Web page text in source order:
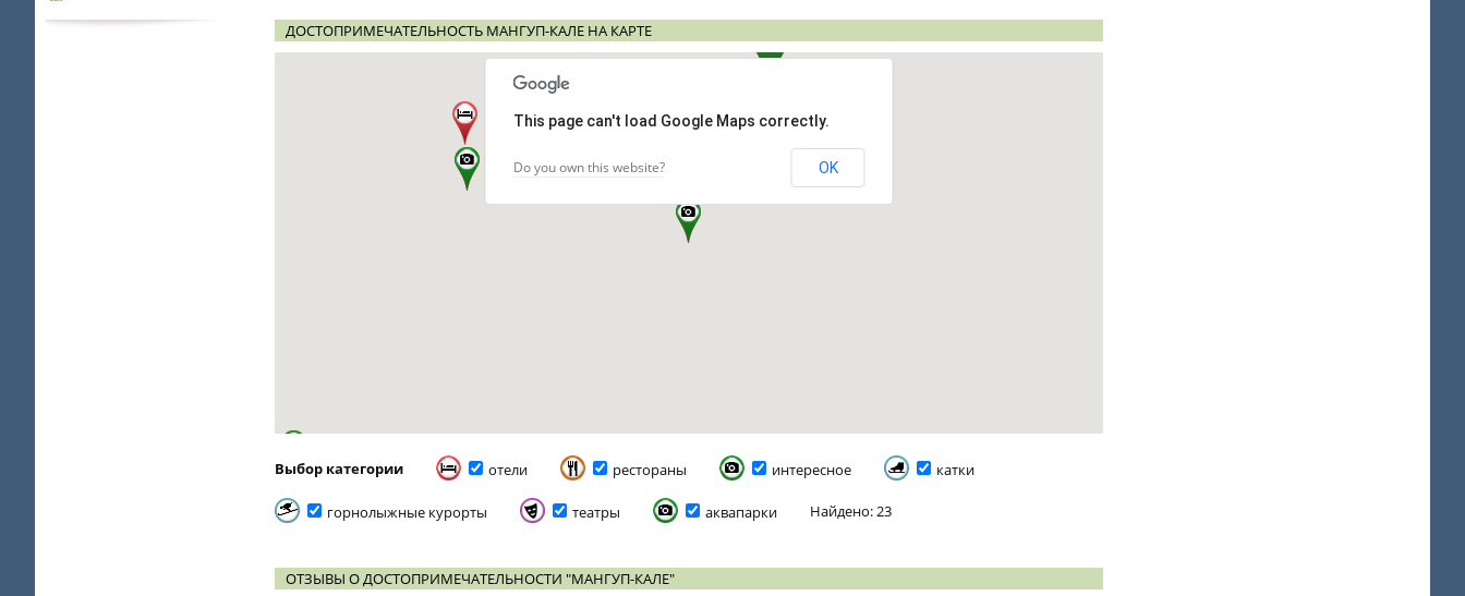
ДОСТОПРИМЕЧАТЕЛЬНОСТЬ МАНГУП-КАЛЕ НА КАРТЕ
This page can't load Google Maps correctly.
Do you own this website? OK
Выбор категории отели рестораны интересное катки
горнолыжные курорты театры аквапарки Найдено: 23
ОТЗЫВЫ О ДОСТОПРИМЕЧАТЕЛЬНОСТИ "МАНГУП-КАЛЕ"